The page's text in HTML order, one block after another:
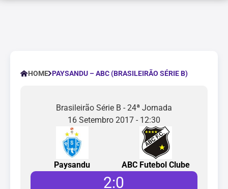
HOME PAYSANDU – ABC (BRASILEIRÃO SÉRIE B)
Brasileirão Série B - 24ª Jornada
16 Setembro 2017 - 12:30
Paysandu ABC Futebol Clube
2:0